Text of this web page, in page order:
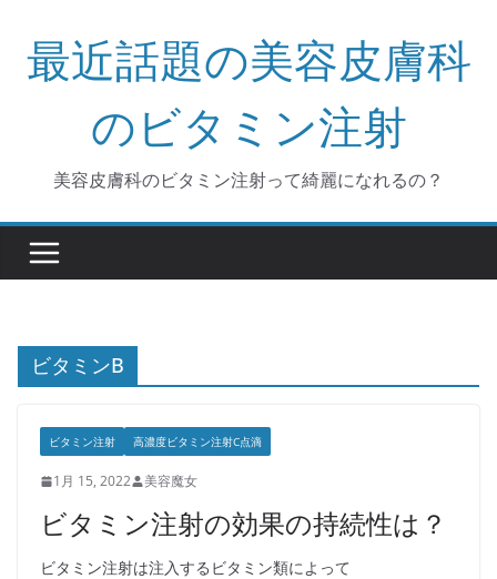
キ
最近話題の美容皮膚科
のビタミン注射
美容皮膚科のビタミン注射って綺麗になれるの？
ビタミンB
ビタミン注射 高濃度ビタミン注射C点滴
1月 15, 2022 美容魔女
ビタミン注射の効果の持続性は？
ビタミン注射は注入するビタミン類によって